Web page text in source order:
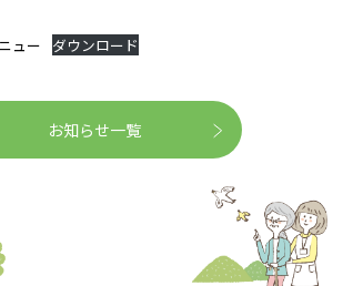
ュー ダウンロード
お知らせ一覧